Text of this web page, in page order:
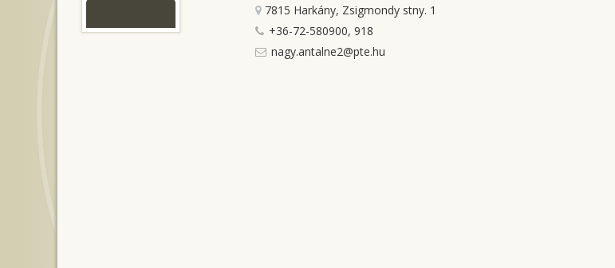
7815 Harkány, Zsigmondy stny. 1
+36-72-580900, 918
nagy.antalne2@pte.hu